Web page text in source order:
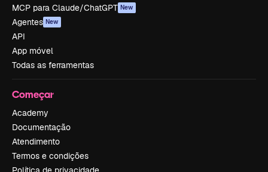
MCP para Claude/ChatGPT New
Agentes New
API
App móvel
Todas as ferramentas
Começar
Academy
Documentação
Atendimento
Termos e condições